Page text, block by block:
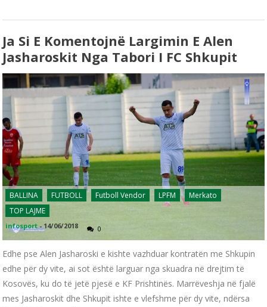
Ja Si E Komentojnë Largimin E Alen
Jasharoskit Nga Tabori I FC Shkupit
BALLINA FUTBOLL Futboll Vendor LPFM
Merkato
TOP LAJME
infosport -14/06/2018 0
Edhe pse Alen Jasharoski e kishte vazhduar kontratën me Shkupin
edhe për dy vite, ai sot është larguar nga skuadra në drejtim të
Kosovës, ku do të jetë pjesë e KF Prishtinës. Marrëveshja në fjalë
mes Jasharoskit dhe Shkupit ishte e vlefshme për dy vite, ndërsa